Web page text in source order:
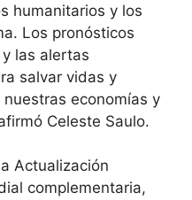
humanitarios y los
Los pronósticos
las alertas
salvar vidas y
economías y
Celeste Saulo.
Actualización
complementaria,